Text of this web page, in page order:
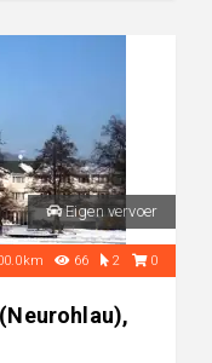
Eigen vervoer
66 2 0